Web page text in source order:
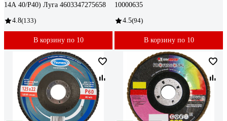
14А 40/Р40) Луга 4603347275658
4.8(133)
В корзину по 10
10000635
4.5(94)
В корзину по 10